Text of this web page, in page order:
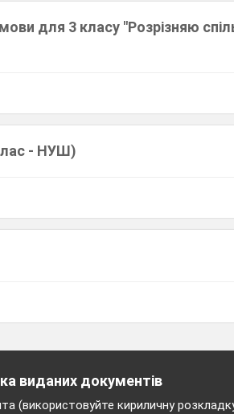
для 3 класу "Розрізняю
- НУШ)
виданих документів
(використовуйте кириличну